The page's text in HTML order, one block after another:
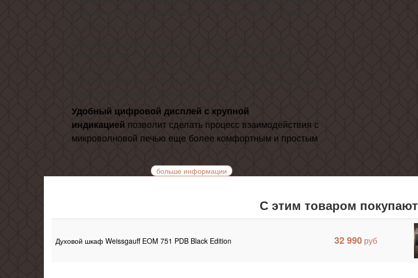
Удобный цифровой дисплей с крупной
индикацией позволит сделать процесс взаимодействия с
микроволновой печью еще более комфортным и простым
больше информации
С этим товаром покупают
Духовой шкаф Weissgauff EOM 751 PDB Black Edition 32 990